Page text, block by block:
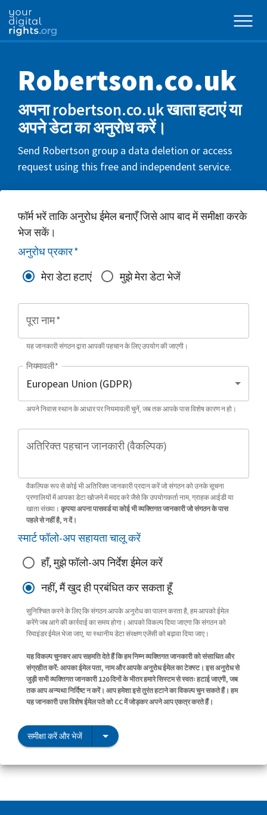
Robertson.co.uk
अपना robertson.co.uk खाता हटाएं या
अपने डेटा का अनुरोध करें।
Send Robertson group a data deletion or access
request using this free and independent service.
फॉर्म भरें ताकि अनुरोध ईमेल बनाएँ जिसे आप बाद में समीक्षा करके
भेज सकें।
अनुरोध प्रकार*
मेरा डेटा हटाएं
मुझे मेरा डेटा भेजें
पूरा नाम*
यह जानकारी संगठन द्वारा आपकी पहचान के लिए उपयोग की जाएगी।
नियमावली*
अपने निवास स्थान के आधार पर नियमावली चुनें, जब तक आपके पास विशेष कारण न हो।
अतिरिक्त पहचान जानकारी (वैकल्पिक)
वैकल्पिक रूप से कोई भी अतिरिक्त जानकारी प्रदान करें जो संगठन को उनके सूचना
प्रणालियों में आपका डेटा खोजने में मदद करे जैसे कि उपयोगकर्ता नाम, ग्राहक आईडी या
खाता संख्या। कृपया अपना पासवर्ड या कोई भी व्यक्तिगत जानकारी जो संगठन के पास
पहले से नहीं है, न दें।
स्मार्ट फॉलो-अप सहायता चालू करें
हाँ, मुझे फॉलो-अप निर्देश ईमेल करें
नहीं, मैं खुद ही प्रबंधित कर सकता हूँ
सुनिश्चित करने के लिए कि संगठन आपके अनुरोध का पालन करता है, हम आपको ईमेल
करेंगे जब आगे की कार्रवाई का समय होगा। आपको विकल्प दिया जाएगा कि संगठन को
रिमाइंडर ईमेल भेजा जाए, या स्थानीय डेटा संरक्षण एजेंसी को बढ़ावा दिया जाए।
यह विकल्प चुनकर आप सहमति देते हैं कि हम निम्न व्यक्तिगत जानकारी को संसाधित और
संग्रहीत करें: आपका ईमेल पता, नाम और आपके अनुरोध ईमेल का टेक्स्ट। इस अनुरोध से
जुड़ी सभी व्यक्तिगत जानकारी 120 दिनों के भीतर हमारे सिस्टम से स्वतः हटाई जाएगी, जब
तक आप अन्यथा निर्दिष्ट न करें। आप हमेशा इसे तुरंत हटाने का विकल्प चुन सकते हैं। हम
यह जानकारी उस विशेष ईमेल पते को CC में जोड़कर अपने आप एकत्र करते हैं।
समीक्षा करें और भेजें